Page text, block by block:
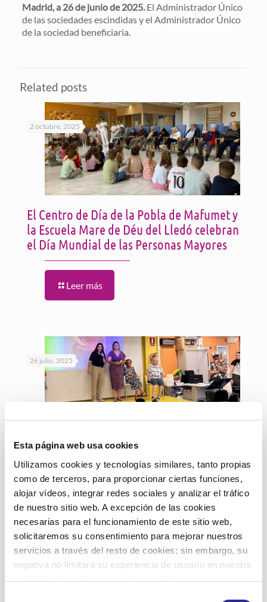
Esta página web usa cookies
Utilizamos cookies y tecnologías similares, tanto propias
como de terceros, para proporcionar ciertas funciones,
alojar vídeos, integrar redes sociales y analizar el tráfico
de nuestro sitio web. A excepción de las cookies
necesarias para el funcionamiento de este sitio web,
solicitaremos su consentimiento para mejorar nuestros
servicios a través del resto de cookies; sin embargo, su
negativa no limitará su experiencia de usuario en nuestra
web. Puede configurar o rechazar de forma
Madrid, a 26 de junio de 2025.El Administrador Único
de las sociedades escindidas y el Administrador Único
de la sociedad beneficiaria.
Related posts
2 octubre, 2025
El Centro de Día de la Pobla de Mafumet y
la Escuela Mare de Déu del Lledó celebran
el Día Mundial de las Personas Mayores
Leer más
26 julio, 2025
«Memorias compartidas», una exposición
intergeneracional que recoge vidas y
experiencias
Leer más